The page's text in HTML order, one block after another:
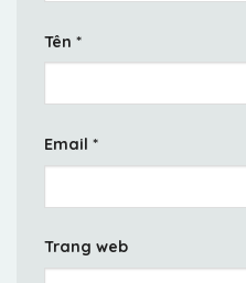
Tên *
Email *
Trang web